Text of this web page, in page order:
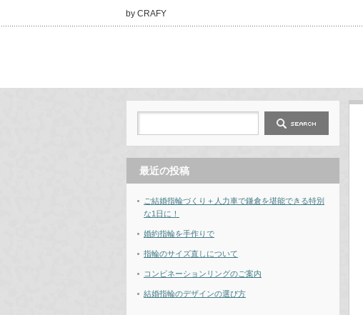
by CRAFY
最近の投稿
ご結婚指輪づくり＋人力車で鎌倉を堪能できる特別
な1日に！
婚約指輪を手作りで
指輪のサイズ直しについて
コンビネーションリングのご案内
結婚指輪のデザインの選び方